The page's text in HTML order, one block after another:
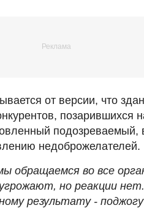
от версии, что
позарившихся
подозреваемый,
недоброжелателей.
обращаемся во все
но реакции
результату -